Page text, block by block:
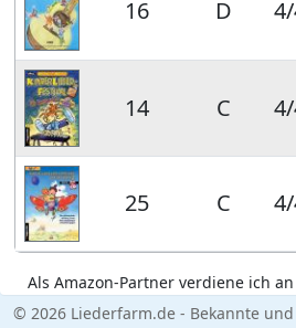
16 D
14 C
25 C
Als Amazon-Partner verdiene ich
© 2026 Liederfarm.de - Bekannte